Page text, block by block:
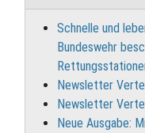
Schnelle und
Bundeswehr
Newsletter
Newsletter
Neue Ausgabe: